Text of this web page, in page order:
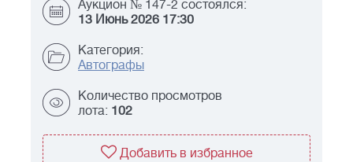
Аукцион № 147-2 состоялся:
13 Июнь 2026 17:30
Категория:
Автографы
Количество просмотров
лота: 102
Добавить в избранное